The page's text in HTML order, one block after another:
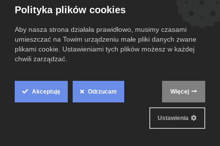
Projektor rzutnik NEC NP50G Srebny
NEC NP50G to kompaktowy projektor DLP o jasności 2600 ANSI
lumenów i kontraście 1600:1, idealny do prezentacji w biurze i domu.
Dzięki szerokiemu zestawowi złącz oraz cichej pracy (32 dB)
zapewnia wygodę i wszechstronność użytkowania.
239,00zł
Cookie
Polityka plików cookies
Aby nasza strona działała prawidłowo, musimy czasami
umieszczać na Towim urządzeniu małe pliki danych zwane
plikami cookie. Ustawieniami tych plików możesz w każdej
chwili zarządzać.
Akceptuję Odrzucam Więcej
Ustawienia